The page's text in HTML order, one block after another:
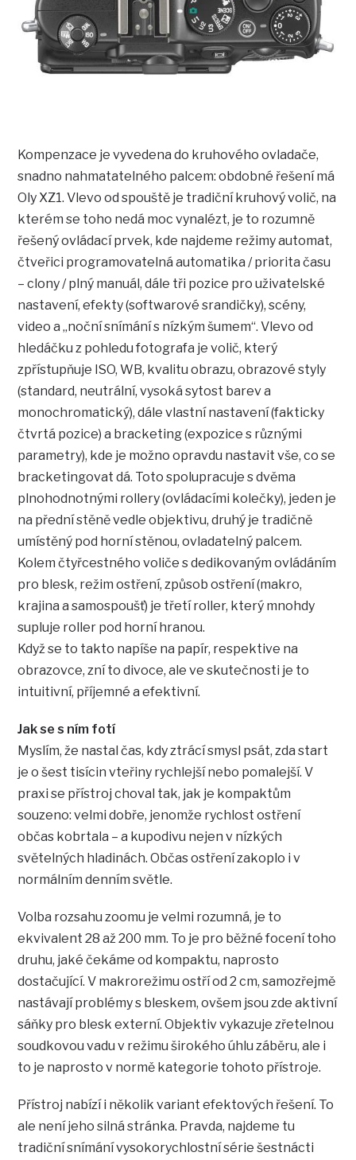
Kompenzace je vyvedena do kruhového ovladače,
snadno nahmatatelného palcem: obdobné řešení má
Oly XZ1. Vlevo od spouště je tradiční kruhový volič, na
kterém se toho nedá moc vynalézt, je to rozumně
řešený ovládací prvek, kde najdeme režimy automat,
čtveřici programovatelná automatika / priorita času
– clony / plný manuál, dále tři pozice pro uživatelské
nastavení, efekty (softwarové srandičky), scény,
video a „noční snímání s nízkým šumem“. Vlevo od
hledáčku z pohledu fotografa je volič, který
zpřístupňuje ISO, WB, kvalitu obrazu, obrazové styly
(standard, neutrální, vysoká sytost barev a
monochromatický), dále vlastní nastavení (fakticky
čtvrtá pozice) a bracketing (expozice s různými
parametry), kde je možno opravdu nastavit vše, co se
bracketingovat dá. Toto spolupracuje s dvěma
plnohodnotnými rollery (ovládacími kolečky), jeden je
na přední stěně vedle objektivu, druhý je tradičně
umístěný pod horní stěnou, ovladatelný palcem.
Kolem čtyřcestného voliče s dedikovaným ovládáním
pro blesk, režim ostření, způsob ostření (makro,
krajina a samospoušť) je třetí roller, který mnohdy
supluje roller pod horní hranou.
Když se to takto napíše na papír, respektive na
obrazovce, zní to divoce, ale ve skutečnosti je to
intuitivní, příjemné a efektivní.
Jak se s ním fotí
Myslím, že nastal čas, kdy ztrácí smysl psát, zda start
je o šest tisícin vteřiny rychlejší nebo pomalejší. V
praxi se přístroj choval tak, jak je kompaktům
souzeno: velmi dobře, jenomže rychlost ostření
občas kobrtala – a kupodivu nejen v nízkých
světelných hladinách. Občas ostření zakoplo i v
normálním denním světle.
Volba rozsahu zoomu je velmi rozumná, je to
ekvivalent 28 až 200 mm. To je pro běžné focení toho
druhu, jaké čekáme od kompaktu, naprosto
dostačující. V makrorežimu ostří od 2 cm, samozřejmě
nastávají problémy s bleskem, ovšem jsou zde aktivní
sáňky pro blesk externí. Objektiv vykazuje zřetelnou
soudkovou vadu v režimu širokého úhlu záběru, ale i
to je naprosto v normě kategorie tohoto přístroje.
Přístroj nabízí i několik variant efektových řešení. To
ale není jeho silná stránka. Pravda, najdeme tu
tradiční snímání vysokorychlostní série šestnácti